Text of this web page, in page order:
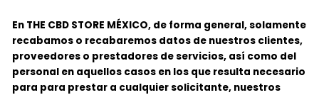
En THE CBD STORE MÉXICO, de forma general, solamente
recabamos o recabaremos datos de nuestros clientes,
proveedores o prestadores de servicios, así como del
personal en aquellos casos en los que resulta necesario
para para prestar a cualquier solicitante, nuestros